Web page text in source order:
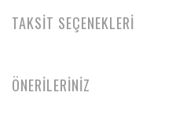
TAKSİT SEÇENEKLERİ
ÖNERİLERİNİZ